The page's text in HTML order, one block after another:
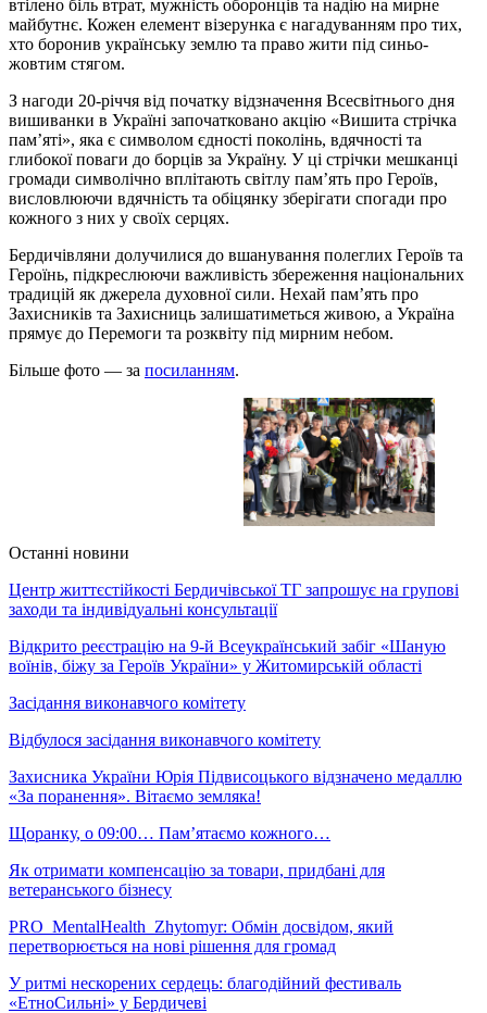
втілено біль втрат, мужність оборонців та надію на мирне
майбутнє. Кожен елемент візерунка є нагадуванням про тих,
хто боронив українську землю та право жити під синьо-
жовтим стягом.
З нагоди 20-річчя від початку відзначення Всесвітнього дня
вишиванки в Україні започатковано акцію «Вишита стрічка
пам’яті», яка є символом єдності поколінь, вдячності та
глибокої поваги до борців за Україну. У ці стрічки мешканці
громади символічно вплітають світлу пам’ять про Героїв,
висловлюючи вдячність та обіцянку зберігати спогади про
кожного з них у своїх серцях.
Бердичівляни долучилися до вшанування полеглих Героїв та
Героїнь, підкреслюючи важливість збереження національних
традицій як джерела духовної сили. Нехай пам’ять про
Захисників та Захисниць залишатиметься живою, а Україна
прямує до Перемоги та розквіту під мирним небом.
Більше фото — за посиланням.
Останні новини
Центр життєстійкості Бердичівської ТГ запрошує на групові
заходи та індивідуальні консультації
Відкрито реєстрацію на 9-й Всеукраїнський забіг «Шаную
воїнів, біжу за Героїв України» у Житомирській області
Засідання виконавчого комітету
Відбулося засідання виконавчого комітету
Захисника України Юрія Підвисоцького відзначено медаллю
«За поранення». Вітаємо земляка!
Щоранку, о 09:00… Пам’ятаємо кожного…
Як отримати компенсацію за товари, придбані для
ветеранського бізнесу
PRO_MentalHealth_Zhytomyr: Обмін досвідом, який
перетворюється на нові рішення для громад
У ритмі нескорених сердець: благодійний фестиваль
«ЕтноСильні» у Бердичеві